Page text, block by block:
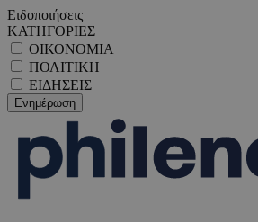
Ειδοποιήσεις
ΚΑΤΗΓΟΡΙΕΣ
ΟΙΚΟΝΟΜΙΑ
ΠΟΛΙΤΙΚΗ
ΕΙΔΗΣΕΙΣ